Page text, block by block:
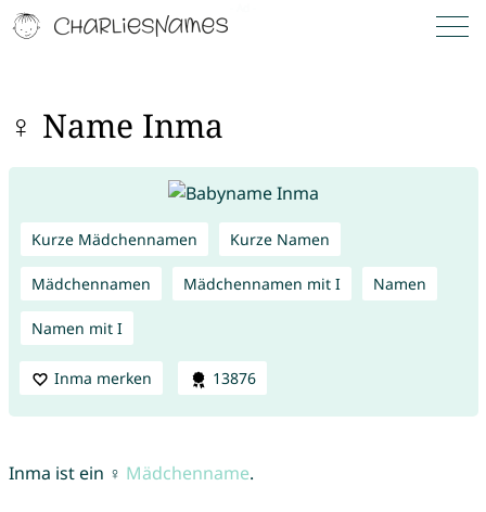
♀ Name Inma
Kurze Mädchennamen Kurze Namen
Mädchennamen Mädchennamen mit I Namen
Namen mit I
Inma merken 13876
Inma ist ein ♀ Mädchenname.